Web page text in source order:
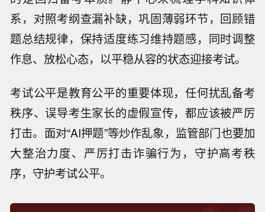
系，对照考纲查漏补缺，巩固薄弱环节，回顾错
题总结规律，保持适度练习维持题感，同时调整
作息、放松心态，以平稳从容的状态迎接考试。
考试公平是教育公平的重要体现，任何扰乱备考
秩序、误导考生家长的虚假宣传，都应该被严厉
打击。面对“AI押题”等炒作乱象，监管部门也要加
大整治力度、严厉打击诈骗行为，守护高考秩
序，守护考试公平。